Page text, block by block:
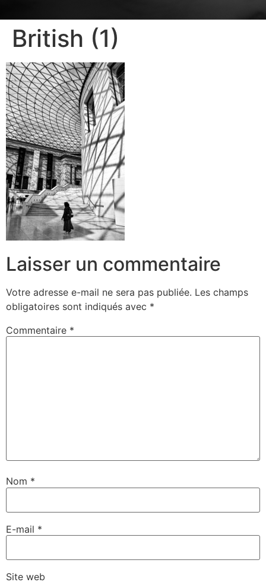
British (1)
Laisser un commentaire
Votre adresse e-mail ne sera pas publiée. Les champs
obligatoires sont indiqués avec *
Commentaire *
Nom *
E-mail *
Site web